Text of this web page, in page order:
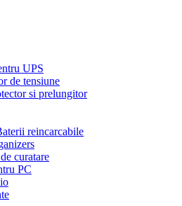
UPS
de tensiune
si prelungitor
reincarcabile
curatare
PC